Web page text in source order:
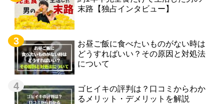
末路【独占インタビュー】
お昼ご飯に食べたいものがない時は
どうすればいい？その原因と対処法
について
ゴヒイキの評判は？口コミからわか
るメリット・デメリットを解説